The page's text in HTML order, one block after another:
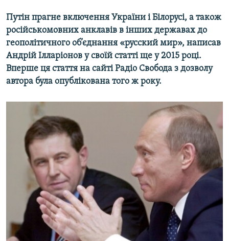
Путін прагне включення України і Білорусі, а також
російськомовних анклавів в інших державах до
геополітичного об’єднання «русский мир», написав
Андрій Ілларіонов у своїй статті ще у 2015 році.
Вперше ця стаття на сайті Радіо Свобода з дозволу
автора була опублікована того ж року.​